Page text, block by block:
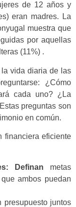
de 12 años y
eran madres. La
muestra que
por aquellas
(11%) .
vida diaria de las
¿Cómo
cada uno? ¿La
preguntas son
en común.
financiera eficiente
Definan metas
ambos puedan
presupuesto juntos